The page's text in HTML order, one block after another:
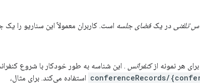
تلفنی در یکفضای جلسه است. کاربران معمولاً این سناریو را
هر نمونه ازکنفرانس . این شناسه به طور خودکار با شروع
conferenceRecords/ استفاده می‌کند. برای مثال،